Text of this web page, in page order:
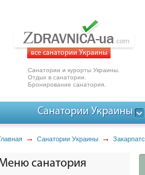
все санатории Украины
Санатории и курорты Украины.
Отдых в санатории.
Бронирование санатория.
Санатории Украины
Санатории Украины
санатория